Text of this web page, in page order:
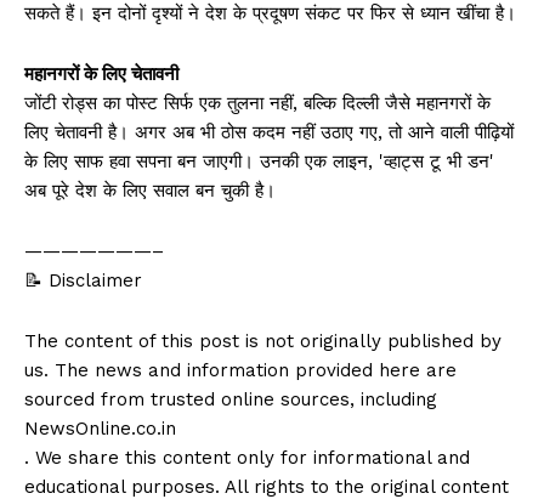
सकते हैं। इन दोनों दृश्यों ने देश के प्रदूषण संकट पर फिर से ध्यान खींचा है।
महानगरों के लिए चेतावनी
जोंटी रोड्स का पोस्ट सिर्फ एक तुलना नहीं, बल्कि दिल्ली जैसे महानगरों के
लिए चेतावनी है। अगर अब भी ठोस कदम नहीं उठाए गए, तो आने वाली पीढ़ियों
के लिए साफ हवा सपना बन जाएगी। उनकी एक लाइन, 'व्हाट्स टू भी डन'
अब पूरे देश के लिए सवाल बन चुकी है।
———————–
📝 Disclaimer
The content of this post is not originally published by
us. The news and information provided here are
sourced from trusted online sources, including
NewsOnline.co.in
. We share this content only for informational and
educational purposes. All rights to the original content